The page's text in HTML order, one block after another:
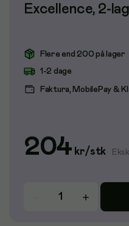
Excellence, 2-
Flere end 200 på lager
1-2 dage
Faktura, MobilePay &
204 kr/stk